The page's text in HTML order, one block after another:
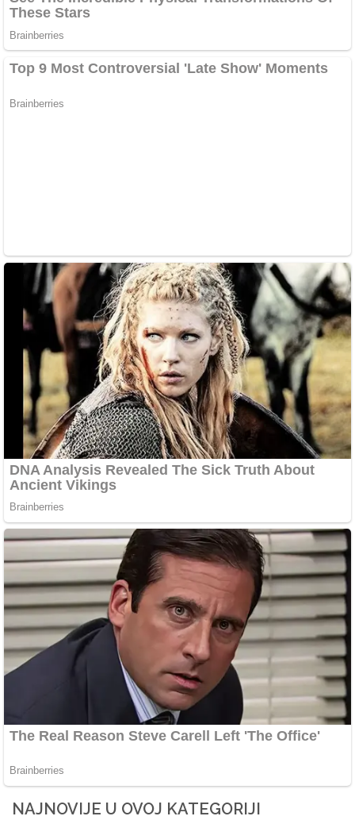
NAJNOVIJE U OVOJ KATEGORIJI